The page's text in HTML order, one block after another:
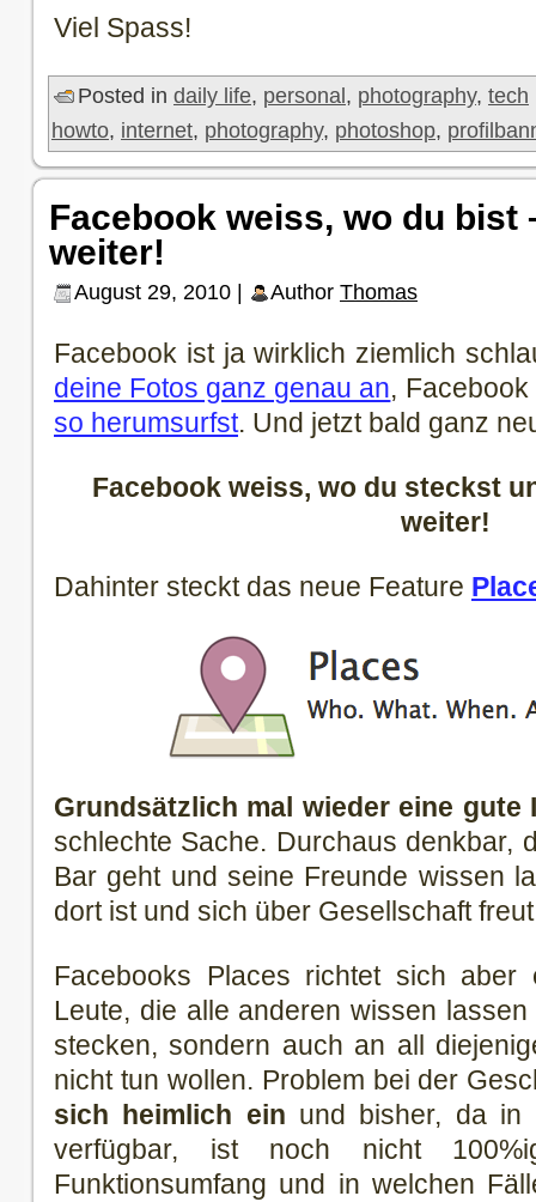
Viel Spass!
Posted in daily life, personal , photography, tech
howto, internet, photography, photoshop,
Facebook weiss, wo du bist
weiter!
August 29, 2010 | Author Thomas
Facebook ist ja wirklich ziemlich
deine Fotos ganz genau an,
so herumsurfst. Und jetzt bald ganz
Facebook weiss, wo du steckst
weiter!
Dahinter steckt das neue Feature
Grundsätzlich mal wieder eine gute
schlechte Sache. Durchaus denkbar,
Bar geht und seine Freunde wissen
dort ist und sich über Gesellschaft
Facebooks Places richtet sich
Leute, die alle anderen wissen
stecken, sondern auch an all
nicht tun wollen. Problem bei der
sich heimlich ein und bisher, da in
verfügbar, ist noch nicht
Funktionsumfang und in welchen